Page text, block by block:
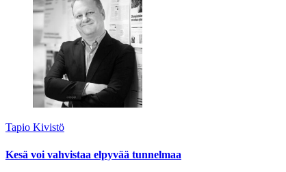
Tapio Kivistö
Kesä voi vahvistaa elpyvää tunnelmaa